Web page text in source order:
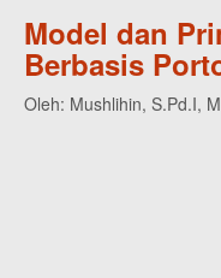
Model dan
Berbasis
Oleh: Mushlihin, S.Pd.I,